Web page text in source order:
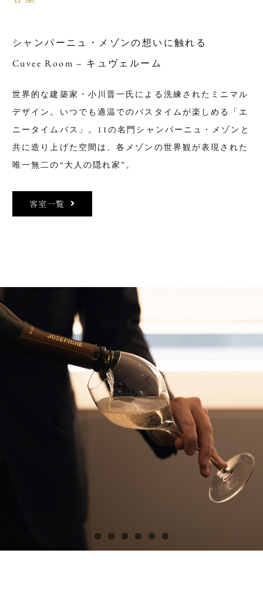
シャンパーニュ・メゾンの想いに触れる
Cuvee Room – キュヴェルーム
世界的な建築家・小川晋一氏による洗練されたミニマル
デザイン。いつでも適温でのバスタイムが楽しめる「エ
ニータイムバス」。11の名門シャンパーニュ・メゾンと
共に造り上げた空間は、各メゾンの世界観が表現された
唯一無二の“大人の隠れ家”。
客室一覧